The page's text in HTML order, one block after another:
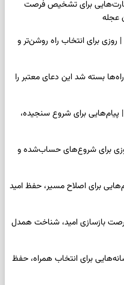
امروز شنبه ۱۷ مرداد ۱۴۰۵ | کارت‌هایی برای تشخیص فرصت
عجله
فال سرنوشت امروز شنبه ۱۷ مرداد ۱۴۰۵ | روزی برای انتخاب راه روشن‌تر و
بسته شد این دعای معتبر را
فال فرشتگان امروز شنبه ۱۷ مرداد ۱۴۰۵ | پیام‌هایی برای شروع سنجیده،
امروز شنبه ۱۷ مرداد ۱۴۰۵ | روزی برای شروع‌های حساب‌شده و
امروز شنبه ۱۷ مرداد ۱۴۰۵ | پیام‌هایی برای اصلاح مسیر، حفظ امید
امروز شنبه ۱۷ مرداد ۱۴۰۵ | فرصت بازسازی امید، شناخت همدل
امروز جمعه ۱۶ مرداد ۱۴۰۵ | نشانه‌هایی برای انتخاب همراه، حفظ